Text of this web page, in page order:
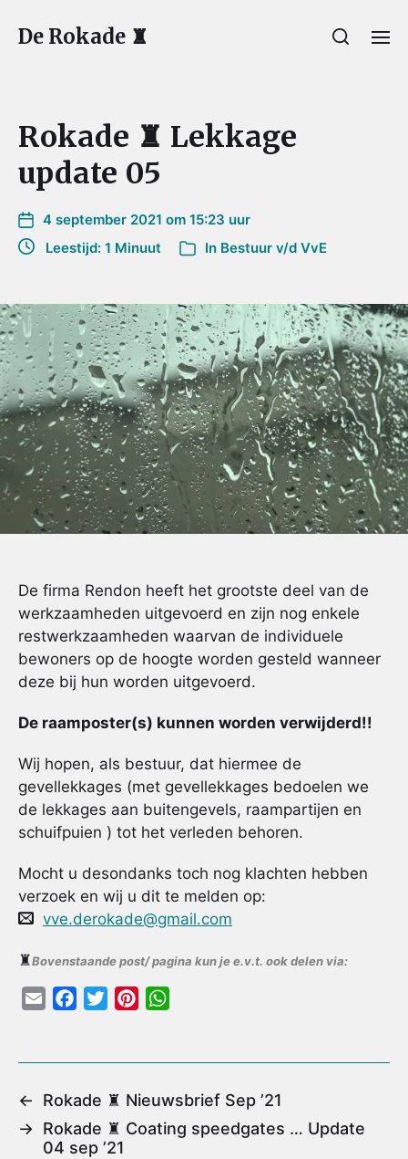
De Rokade ♜
Rokade ♜ Lekkage
update 05
4 september 2021 om 15:23 uur
Leestijd: 1 Minuut
In Bestuur v/d VvE
De firma Rendon heeft het grootste deel van de
werkzaamheden uitgevoerd en zijn nog enkele
restwerkzaamheden waarvan de individuele
bewoners op de hoogte worden gesteld wanneer
deze bij hun worden uitgevoerd.
De raamposter(s) kunnen worden verwijderd!!
Wij hopen, als bestuur, dat hiermee de
gevellekkages (met gevellekkages bedoelen we
de lekkages aan buitengevels, raampartijen en
schuifpuien ) tot het verleden behoren.
Mocht u desondanks toch nog klachten hebben
verzoek en wij u dit te melden op:
vve.derokade@gmail.com
♜Bovenstaande post/ pagina kun je e.v.t. ook delen via:
l
b
o
t
e
r
e
e
s
p
←
Rokade ♜ Nieuwsbrief Sep ’21
→ Rokade ♜ Coating speedgates … Update
04 sep ’21